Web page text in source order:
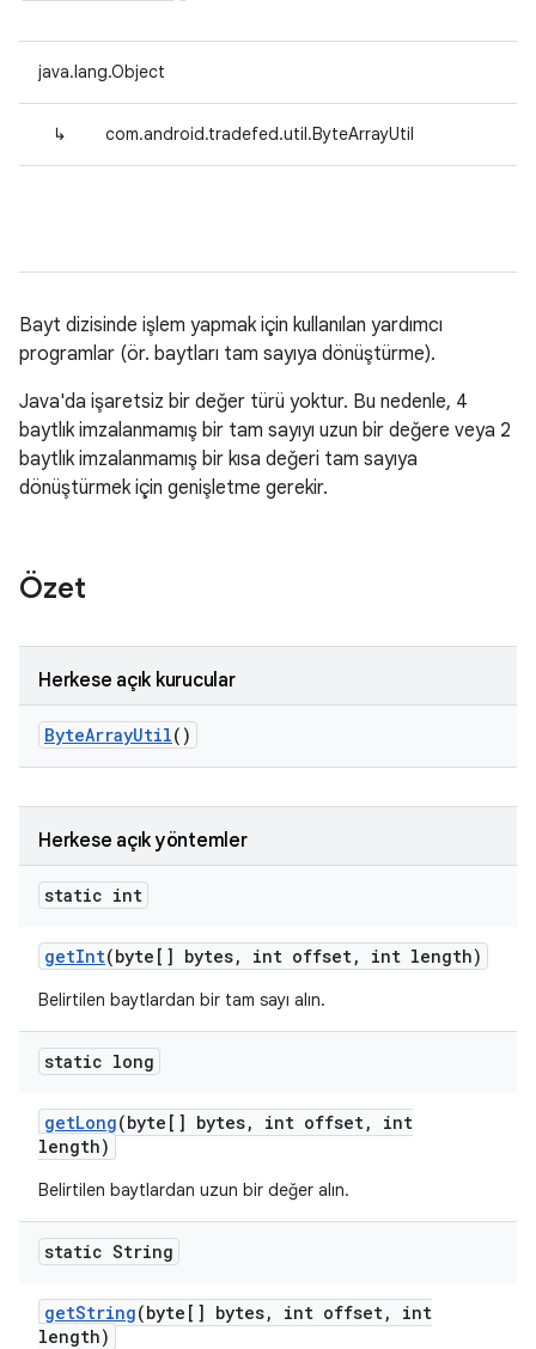
java.lang.Object
↳ com.android.tradefed.util.ByteArrayUtil
Bayt dizisinde işlem yapmak için kullanılan yardımcı
programlar (ör. baytları tam sayıya dönüştürme).
Java'da işaretsiz bir değer türü yoktur. Bu nedenle, 4
baytlık imzalanmamış bir tam sayıyı uzun bir değere veya 2
baytlık imzalanmamış bir kısa değeri tam sayıya
dönüştürmek için genişletme gerekir.
Özet
Herkese açık kurucular
ByteArrayUtil()
Herkese açık yöntemler
static int
getInt(byte[] bytes, int offset, int length)
Belirtilen baytlardan bir tam sayı alın.
static long
getLong(byte[] bytes, int offset,
int
length)
Belirtilen baytlardan uzun bir değer alın.
static String
getString(byte[] bytes, int offset,
int
length)